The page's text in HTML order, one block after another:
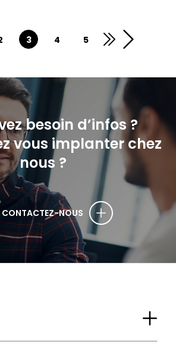
3 4 5 >>
besoin d’infos ?
vous implanter chez
nous ?
CONTACTEZ-NOUS